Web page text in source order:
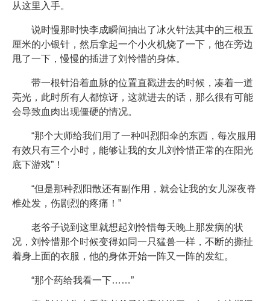
从这里入手。
说时慢那时快李成瞬间抽出了冰火针法其中的三根五
厘米的小银针，然后拿起一个小火机烧了一下，他在旁边
甩了一下，慢慢的插进了刘怜惜的身体。
带一根针沿着血脉的位置直戳进去的时候，凑着一道
亮光，此时所有人都惊讶，这就进去的话，那么很有可能
会导致血肉出现僵硬的情况。
“那个大师给我们用了一种叫烈阳伞的东西，每次服用
有效只有三个小时，能够让我的女儿刘怜惜正常的在阳光
底下游戏”！
“但是那种烈阳散还有副作用，就会让我的女儿深夜脊
椎处发，伤剧烈的疼痛！”
老爷子说到这里就想起刘怜惜每天晚上那发病的状
况，刘怜惜那个时候变得如同一只猛兽一样，不断的撕扯
着身上面的衣服，他的身体开始一阵又一阵的发红。
“那个药给我看一下……”